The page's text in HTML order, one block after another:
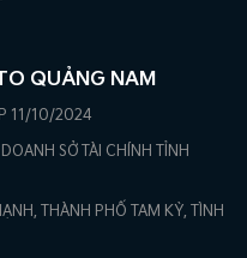
QUẢNG NAM
11/10/2024
SỞ TÀI CHÍNH TỈNH
THÀNH PHỐ TAM KỲ, TÌNH